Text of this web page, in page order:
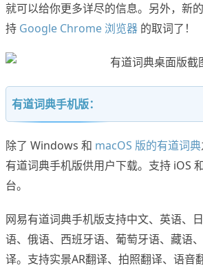
就可以给你更多详尽的信息。另外，新
持 Google Chrome 浏览器 的取词了！
有道词典手机版：
除了 Windows 和 macOS 版的有道词典
有道词典手机版供用户下载。支持 iOS
台。
网易有道词典手机版支持中文、英语、
语、俄语、西班牙语、葡萄牙语、藏语
译。支持实景AR翻译、拍照翻译、语音